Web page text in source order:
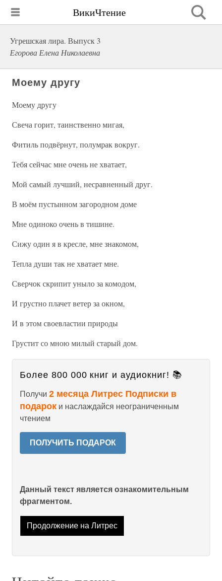
ВикиЧтение
Угрешская лира. Выпуск 3
Егорова Елена Николаевна
Моему другу
Моему другу
Свеча горит, таинственно мигая,
Фитиль подвёрнут, полумрак вокруг.
Тебя сейчас мне очень не хватает,
Мой самый лучший, несравненный друг.
В моём пустынном загородном доме
Мне одиноко очень в тишине.
Сижу один я в кресле, мне знакомом,
Тепла души так не хватает мне.
Сверчок скрипит уныло за комодом,
И грустно плачет ветер за окном,
И в этом своевластии природы
Грустит со мною милый старый дом.
Более 800 000 книг и аудиокниг! 📚
Получи 2 месяца Литрес Подписки в
подарок и наслаждайся неограниченным
чтением
ПОЛУЧИТЬ ПОДАРОК
Данный текст является ознакомительным
фрагментом.
Продолжение на Литрес